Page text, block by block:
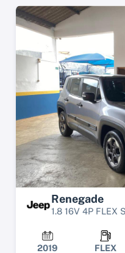
Renegade
1.8 16V 4P FLEX
2019 FLEX